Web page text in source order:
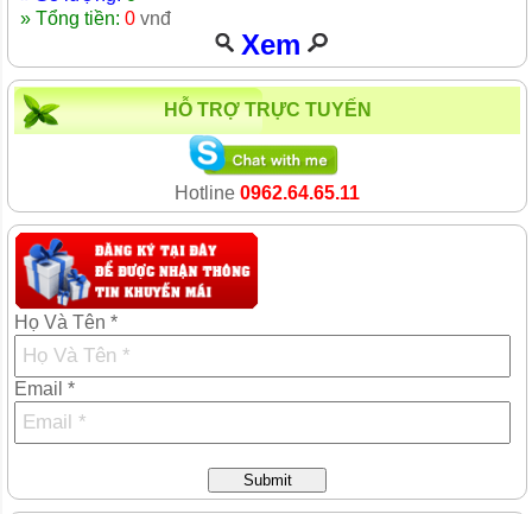
» Tổng tiền: 0 vnđ
Xem
HỖ TRỢ TRỰC TUYẾN
Hotline 0962.64.65.11
Họ Và Tên *
Email *
Submit